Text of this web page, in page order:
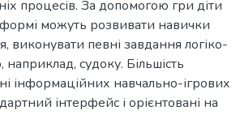
процесів. За допомогою гри діти
формі можуть розвивати навички
виконувати певні завдання логіко-
наприклад, судоку. Більшість
інформаційних навчально-ігрових
інтерфейс і орієнтовані на